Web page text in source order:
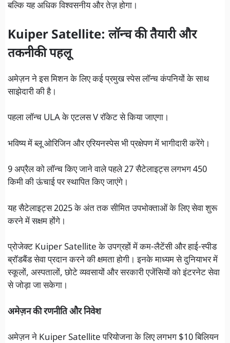
बल्कि यह अधिक विश्वसनीय और तेज़ होगा।
Kuiper Satellite: लॉन्च की तैयारी और
तकनीकी पहलू
अमेज़न ने इस मिशन के लिए कई प्रमुख स्पेस लॉन्च कंपनियों के साथ
साझेदारी की है।
पहला लॉन्च ULA के एटलस V रॉकेट से किया जाएगा।
भविष्य में ब्लू ओरिजिन और एरियनस्पेस भी प्रक्षेपण में भागीदारी करेंगे।
9 अप्रैल को लॉन्च किए जाने वाले पहले 27 सैटेलाइट्स लगभग 450
किमी की ऊंचाई पर स्थापित किए जाएंगे।
यह सैटेलाइट्स 2025 के अंत तक सीमित उपभोक्ताओं के लिए सेवा शुरू
करने में सक्षम होंगे।
प्रोजेक्ट Kuiper Satellite के उपग्रहों में कम-लैटेंसी और हाई-स्पीड
ब्रॉडबैंड सेवा प्रदान करने की क्षमता होगी। इनके माध्यम से दुनियाभर में
स्कूलों, अस्पतालों, छोटे व्यवसायों और सरकारी एजेंसियों को इंटरनेट सेवा
से जोड़ा जा सकेगा।
अमेज़न की रणनीति और निवेश
अमेज़न ने Kuiper Satellite परियोजना के लिए लगभग $10 बिलियन